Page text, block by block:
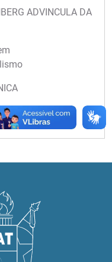
ADVINCULA DA